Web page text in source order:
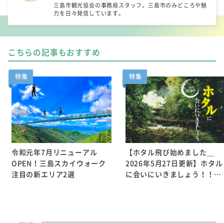
三島市観光協会の事務局スタッフ。三島市のみどころや魅
力を日々発信しています。
こちらの記事もおすすめ
特集
令和元年7月リニューアル
OPEN！三島スカイウォーク
注目の新エリア2選
特集
【ホタル飛び始めました＿
2026年5月27日更新】ホタル
に会いにいきましょう！！…